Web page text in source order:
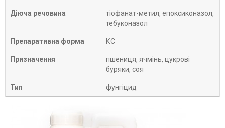
Діюча речовина
тіофанат-метил, епоксиконазол,
тебуконазол
Препаративна форма КС
Призначення
пшениця, ячмінь, цукрові
буряки, соя
Тип фунгіцид